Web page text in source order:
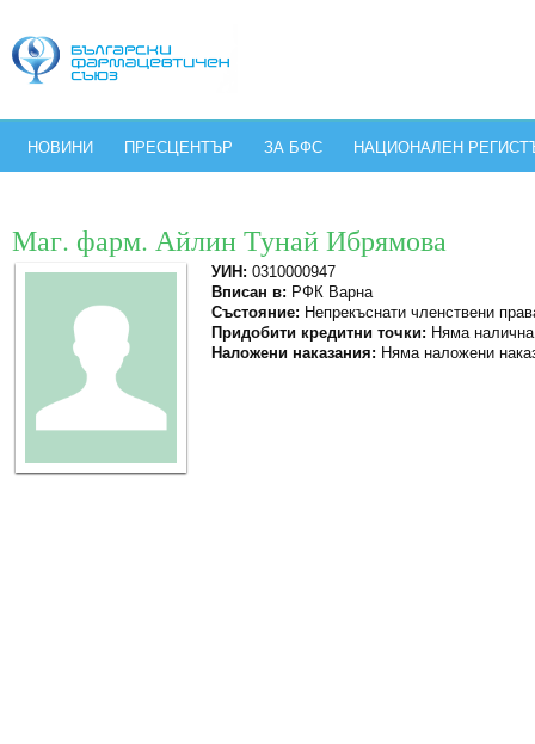
НОВИНИ ПРЕСЦЕНТЪР ЗА БФС НАЦИОНАЛЕН
Маг. фарм. Айлин Тунай Ибрямова
УИН: 0310000947
Вписан в: РФК Варна
Състояние: Непрекъснати членствени
Придобити кредитни точки: Няма
Наложени наказания: Няма наложени